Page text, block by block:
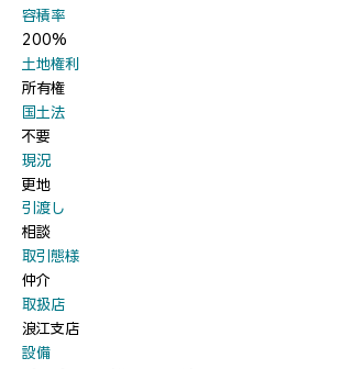
​容積率
200%
​土地権利
所有権
​国土法
不要
​現況
更地
​引渡し
相談
​取引態様
仲介
​取扱店
浪江支店
​設備